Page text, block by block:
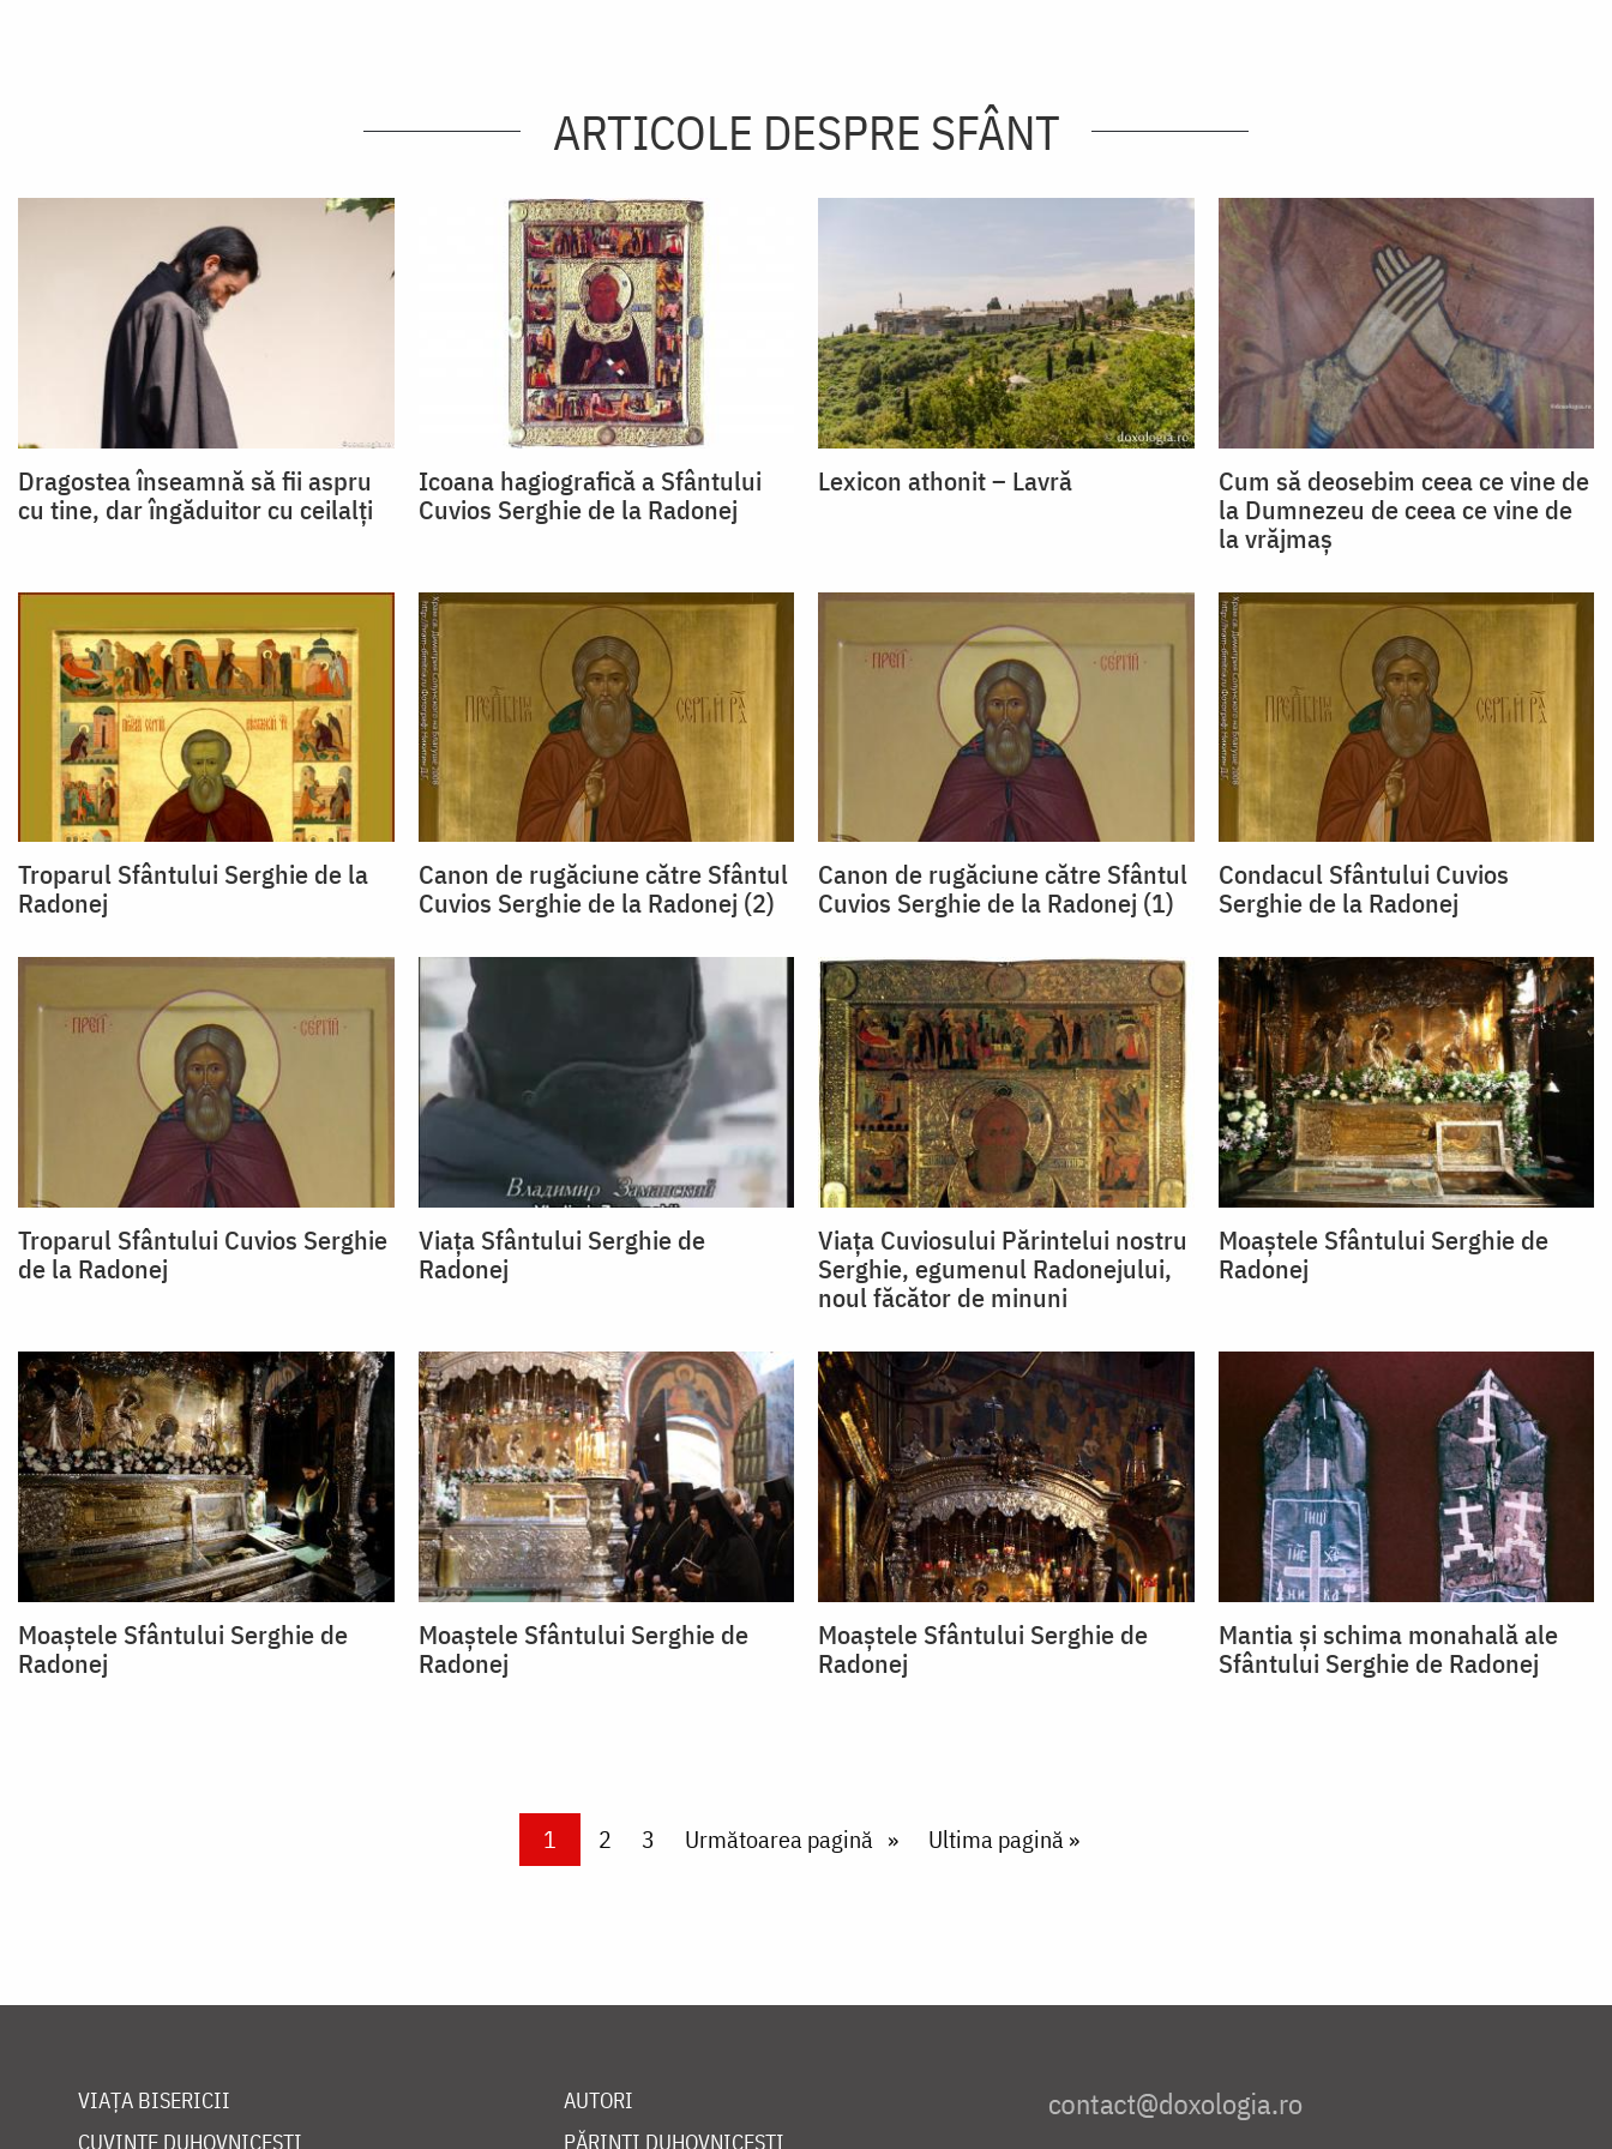
ARTICOLE DESPRE SFÂNT
Dragostea înseamnă să fii aspru
cu tine, dar îngăduitor cu ceilalți
Icoana hagiografică a Sfântului
Cuvios Serghie de la Radonej
Lexicon athonit – Lavră
Cum să deosebim ceea ce vine de
la Dumnezeu de ceea ce vine de
la vrăjmaș
Troparul Sfântului Serghie de la
Radonej
Canon de rugăciune către Sfântul
Cuvios Serghie de la Radonej (2)
Canon de rugăciune către Sfântul
Cuvios Serghie de la Radonej (1)
Condacul Sfântului Cuvios
Serghie de la Radonej
Troparul Sfântului Cuvios Serghie
de la Radonej
Viaţa Sfântului Serghie de
Radonej
Viața Cuviosului Părintelui nostru
Serghie, egumenul Radonejului,
noul făcător de minuni
Moaștele Sfântului Serghie de
Radonej
Moaștele Sfântului Serghie de
Radonej
Moaștele Sfântului Serghie de
Radonej
Moaștele Sfântului Serghie de
Radonej
Mantia și schima monahală ale
Sfântului Serghie de Radonej
Current page
1 Page
2 Page
3 Next page
Următoarea pagină Last page
Ultima pagină »
VIAȚA BISERICII
CUVINTE DUHOVNICEȘTI
AUTORI
PĂRINȚI DUHOVNICEȘTI